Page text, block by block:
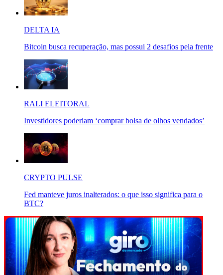
DELTA IA
Bitcoin busca recuperação, mas possui 2 desafios pela frente
RALI ELEITORAL
Investidores poderiam ‘comprar bolsa de olhos vendados’
CRYPTO PULSE
Fed manteve juros inalterados: o que isso significa para o
BTC?